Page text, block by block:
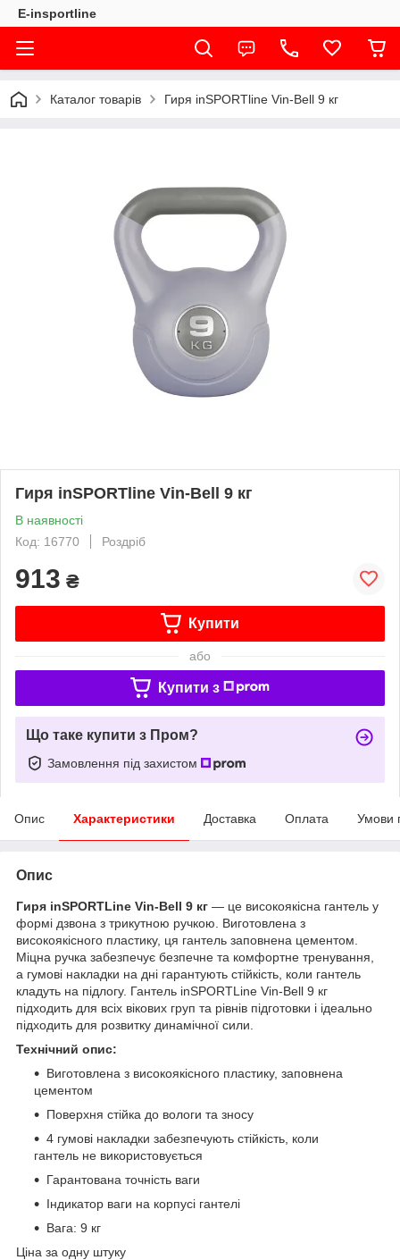
E-insportline
Каталог товарів Гиря inSPORTline Vin-Bell 9 кг
Гиря inSPORTline Vin-Bell 9 кг
В наявності
Код: 16770
Роздріб
913 ₴
Купити
або
Купити з
Що таке купити з Пром?
Замовлення під захистом
Опис Характеристики Доставка Оплата Умови
Опис
Гиря inSPORTLine Vin-Bell 9 кг — це високоякісна гантель у
формі дзвона з трикутною ручкою. Виготовлена з
високоякісного пластику, ця гантель заповнена цементом.
Міцна ручка забезпечує безпечне та комфортне тренування,
а гумові накладки на дні гарантують стійкість, коли гантель
кладуть на підлогу. Гантель inSPORTLine Vin-Bell 9 кг
підходить для всіх вікових груп та рівнів підготовки і ідеально
підходить для розвитку динамічної сили.
Технічний опис:
Виготовлена з високоякісного пластику, заповнена
цементом
Поверхня стійка до вологи та зносу
4 гумові накладки забезпечують стійкість, коли
гантель не використовується
Гарантована точність ваги
Індикатор ваги на корпусі гантелі
Вага: 9 кг
Ціна за одну штуку